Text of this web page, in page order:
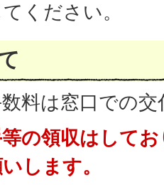
ください。
料は窓口での
の領収はして
します。